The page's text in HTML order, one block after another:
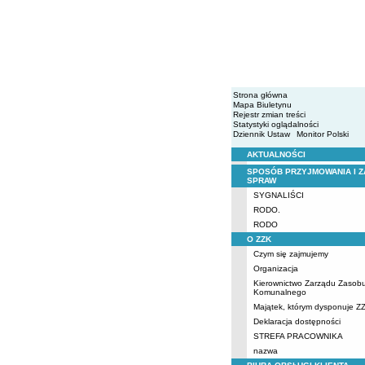
Strona główna
Mapa Biuletynu
Rejestr zmian treści
Statystyki oglądalności
Dziennik Ustaw
Monitor Polski
Menu
AKTUALNOŚCI
SPOSÓB PRZYJMOWANIA I
SPRAW
SYGNALIŚCI
RODO.
RODO
O ZZK
Czym się zajmujemy
Organizacja
Kierownictwo Zarządu Zasobu
Komunalnego
Majątek, którym dysponuje
Deklaracja dostępności
STREFA PRACOWNIKA
nazwa